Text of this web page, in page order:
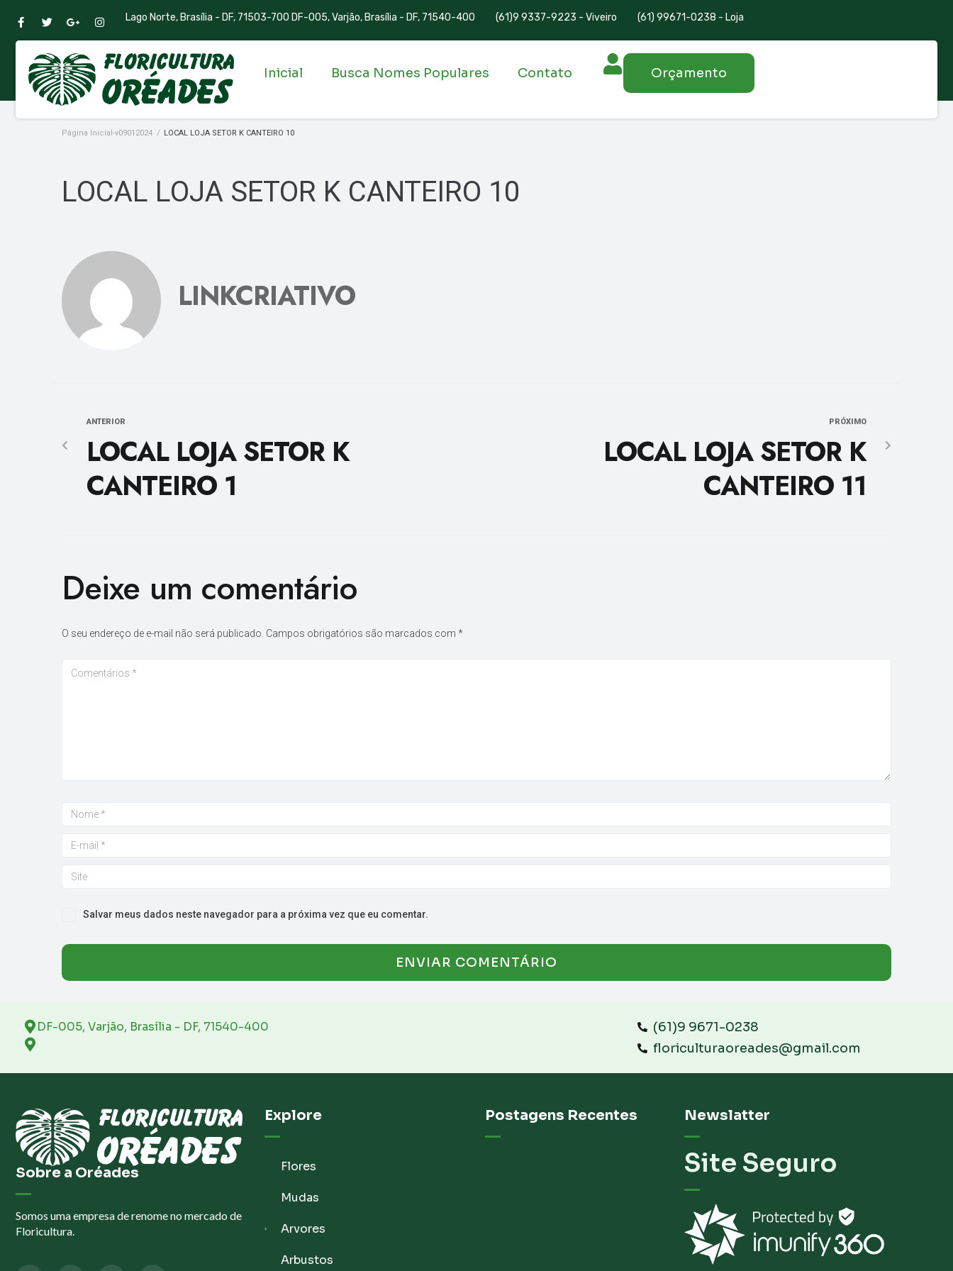
Lago Norte, Brasília - DF, 71503-700 DF-005, Varjão, Brasília - DF, 71540-400 (61)9 9337-9223 - Viveiro (61) 99671-0238 - Loja
Inicial Busca Nomes Populares Contato Orçamento
Página Inicial-v09012024 / LOCAL LOJA SETOR K CANTEIRO 10
LOCAL LOJA SETOR K CANTEIRO 10
LINKCRIATIVO
ANTERIOR
LOCAL LOJA SETOR K
CANTEIRO 1
PRÓXIMO
LOCAL LOJA SETOR K
CANTEIRO 11
Deixe um comentário
O seu endereço de e-mail não será publicado. Campos obrigatórios são marcados com *
Salvar meus dados neste navegador para a próxima vez que eu comentar.
DF-005, Varjão, Brasília - DF, 71540-400
(61)9 9671-0238
floriculturaoreades@gmail.com
Sobre a Oréades
Somos uma empresa de renome no mercado de
Floricultura.
Explore
Flores
Mudas
Arvores
Arbustos
Postagens Recentes Newslatter
Site Seguro